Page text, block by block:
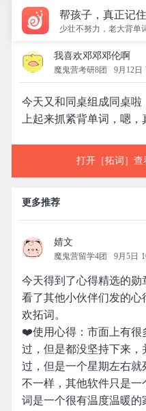
帮孩子，真正记
少壮不努力，老大背单
我喜欢邓邓邓伦啊
魔鬼营考研8团 9月12日
今天又和同桌组成同桌
上起来抓紧背单词，嗯
打开［拓词］
更多推荐
婧文
魔鬼营留学4团 9月5日
今天得到了心得精选的勋
看了其他小伙伴们发的
欢拓词。
❤️使用心得：市面上有很
过，但是都没坚持下来，
过，但是一个星期左右
不一样，其他软件只是
词是一个很有温度温暖